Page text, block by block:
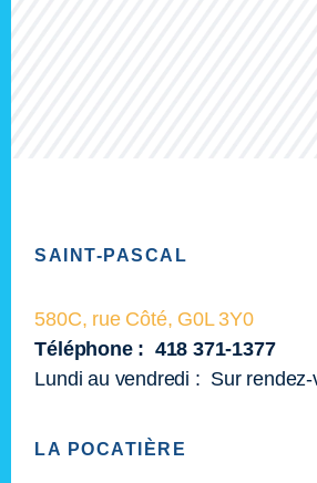
SAINT-PASCAL
580C, rue Côté, G0L 3Y0
Téléphone : 418 371-1377
Lundi au vendredi : Sur
LA POCATIÈRE